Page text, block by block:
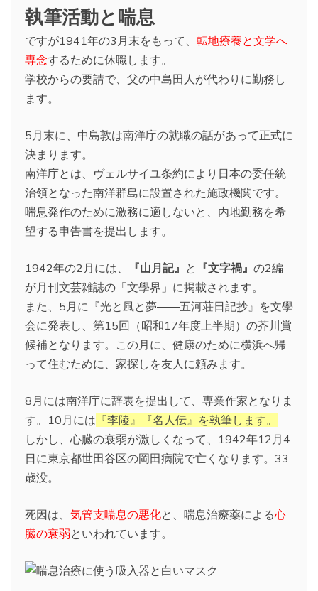
執筆活動と喘息
ですが1941年の3月末をもって、 転地療養と文学へ
専念するために休職します。
学校からの要請で、父の中島田人が代わりに勤務し
ます。
5月末に、中島敦は南洋庁の就職の話があって正式に
決まります。
南洋庁とは、ヴェルサイユ条約により日本の委任統
治領となった南洋群島に設置された施政機関です。
喘息発作のために激務に適しないと、内地勤務を希
望する申告書を提出します。
1942年の2月には、 『山月記』 と 『文字禍』 の2編
が月刊文芸雑誌の「文學界」に掲載されます。
また、5月に『光と風と夢――五河荘日記抄』を文學
会に発表し、第15回（昭和17年度上半期）の芥川賞
候補となります。この月に、健康のために横浜へ帰
って住むために、家探しを友人に頼みます。
8月には南洋庁に辞表を提出して、専業作家となりま
す。10月には 『李陵』『名人伝』を執筆します。
しかし、心臓の衰弱が激しくなって、1942年12月4
日に東京都世田谷区の岡田病院で亡くなります。33
歳没。
死因は、 気管支喘息の悪化と、喘息治療薬による心
臓の衰弱といわれています。